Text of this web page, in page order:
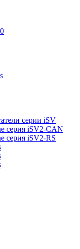
серии iSV
серия iSV2-CAN
серия iSV2-RS